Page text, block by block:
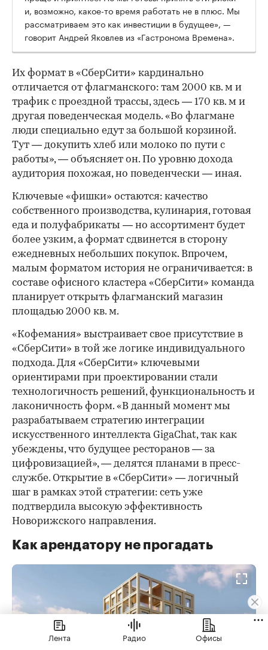
и, возможно, какое-то время работать не в плюс. Мы
рассматриваем это как инвестиции в будущее», —
говорит Андрей Яковлев из «Гастронома Времена».
Их формат в «СберСити» кардинально
отличается от флагманского: там 2000 кв. м и
трафик с проездной трассы, здесь — 170 кв. м и
другая поведенческая модель. «Во флагмане
люди специально едут за большой корзиной.
Тут — докупить хлеб или молоко по пути с
работы», — объясняет он. По уровню дохода
аудитория похожая, но поведенчески — иная.
Ключевые «фишки» остаются: качество
собственного производства, кулинария, готовая
еда и полуфабрикаты — но ассортимент будет
более узким, а формат сдвинется в сторону
ежедневных небольших покупок. Впрочем,
малым форматом история не ограничивается: в
составе офисного кластера «СберСити» команда
планирует открыть флагманский магазин
площадью 2000 кв. м.
«Кофемания» выстраивает свое присутствие в
«СберСити» в той же логике индивидуального
подхода. Для «СберСити» ключевыми
ориентирами при проектировании стали
технологичность решений, функциональность и
лаконичность форм. «В данный момент мы
разрабатываем стратегию интеграции
искусственного интеллекта GigaChat, так как
убеждены, что будущее ресторанов — за
цифровизацией», — делятся планами в пресс-
службе. Открытие в «СберСити» — логичный
шаг в рамках этой стратегии: сеть уже
подтвердила высокую эффективность
Новорижского направления.
Как арендатору не прогадать
Лента Радио Офисы